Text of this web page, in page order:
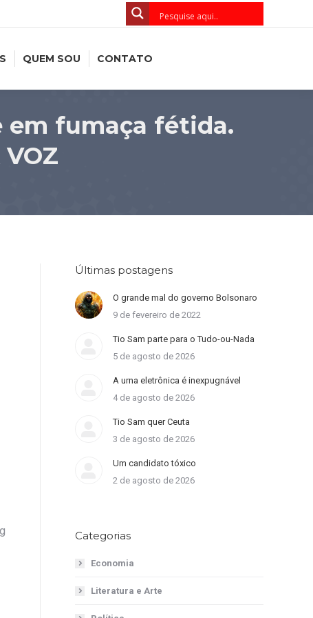
QUEM SOU CONTATO
em fumaça fétida.
Últimas postagens
O grande mal do governo Bolsonaro
9 de fevereiro de 2022
Tio Sam parte para o Tudo-ou-Nada
5 de agosto de 2026
A urna eletrônica é inexpugnável
4 de agosto de 2026
Tio Sam quer Ceuta
3 de agosto de 2026
Um candidato tóxico
2 de agosto de 2026
Categorias
Economia
Literatura e Arte